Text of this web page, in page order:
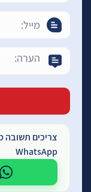
צריכים תשובה
WhatsApp